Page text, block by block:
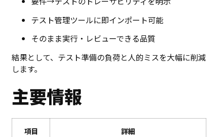
テスト管理ツールに即インポート可能
そのまま実行・レビューできる品質
結果として、テスト準備の負荷と人的ミスを大幅に削減
します。
主要情報
項目 詳細